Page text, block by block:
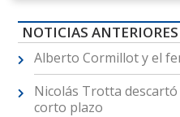
NOTICIAS
Alberto Cormillot y el
Nicolás Trotta
corto plazo